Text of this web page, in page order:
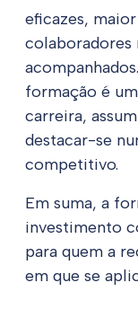
eficazes,
colaboradores
formação é
carreira,
destacar-se
competitivo.
Em suma, a
investimento
para quem a
em que se